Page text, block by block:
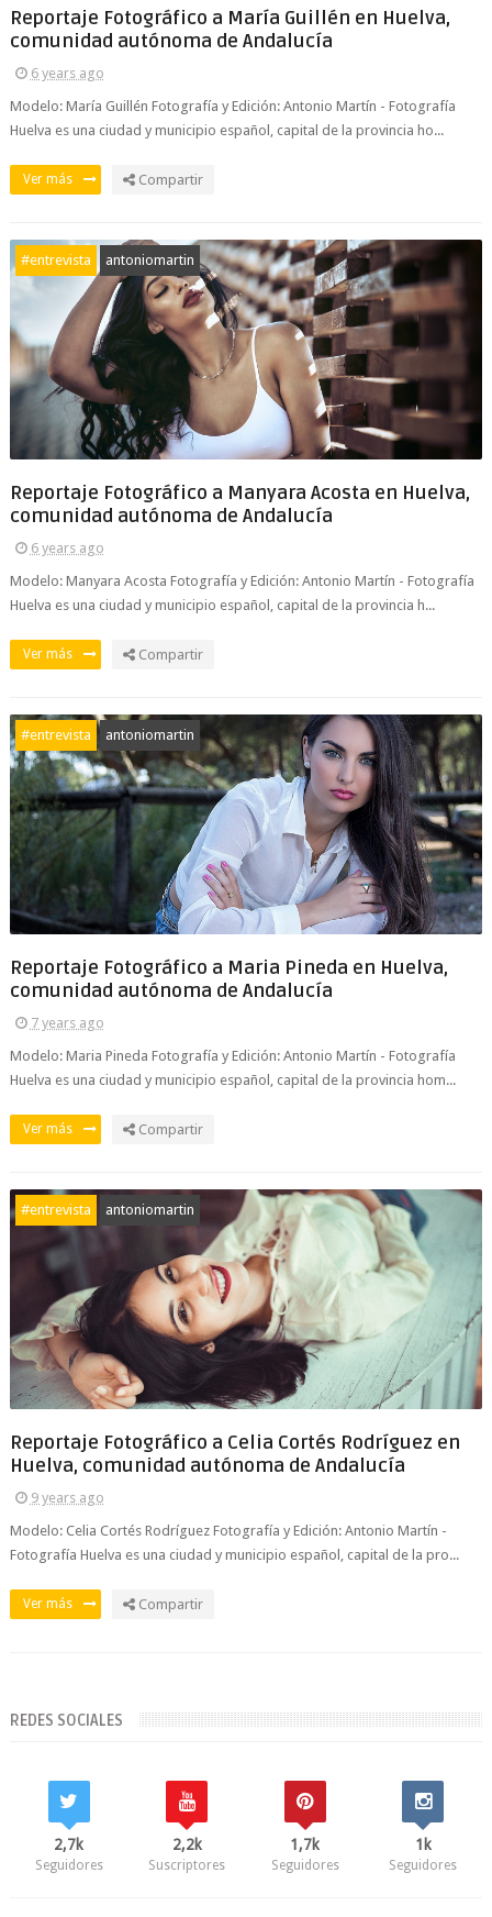
Reportaje Fotográfico a María Guillén en Huelva,
comunidad autónoma de Andalucía
6 years ago
Modelo: María Guillén Fotografía y Edición: Antonio Martín - Fotografía
Huelva es una ciudad y municipio español, capital de la provincia ho...
Ver más Compartir
#entrevista antoniomartin
Reportaje Fotográfico a Manyara Acosta en Huelva,
comunidad autónoma de Andalucía
6 years ago
Modelo: Manyara Acosta Fotografía y Edición: Antonio Martín - Fotografía
Huelva es una ciudad y municipio español, capital de la provincia h...
Ver más Compartir
#entrevista antoniomartin
Reportaje Fotográfico a Maria Pineda en Huelva,
comunidad autónoma de Andalucía
7 years ago
Modelo: Maria Pineda Fotografía y Edición: Antonio Martín - Fotografía
Huelva es una ciudad y municipio español, capital de la provincia hom...
Ver más Compartir
#entrevista antoniomartin
Reportaje Fotográfico a Celia Cortés Rodríguez en
Huelva, comunidad autónoma de Andalucía
9 years ago
Modelo: Celia Cortés Rodríguez Fotografía y Edición: Antonio Martín -
Fotografía Huelva es una ciudad y municipio español, capital de la pro...
Ver más Compartir
REDES SOCIALES
2,7k
Seguidores
2,2k
Suscriptores
1,7k
Seguidores
1k
Seguidores